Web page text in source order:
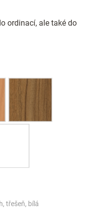
ordinací, ale také do
třešeň, bílá